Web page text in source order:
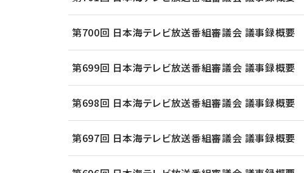
第700回 日本海テレビ放送番組審議会 議事録概要
第699回 日本海テレビ放送番組審議会 議事録概要
第698回 日本海テレビ放送番組審議会 議事録概要
第697回 日本海テレビ放送番組審議会 議事録概要